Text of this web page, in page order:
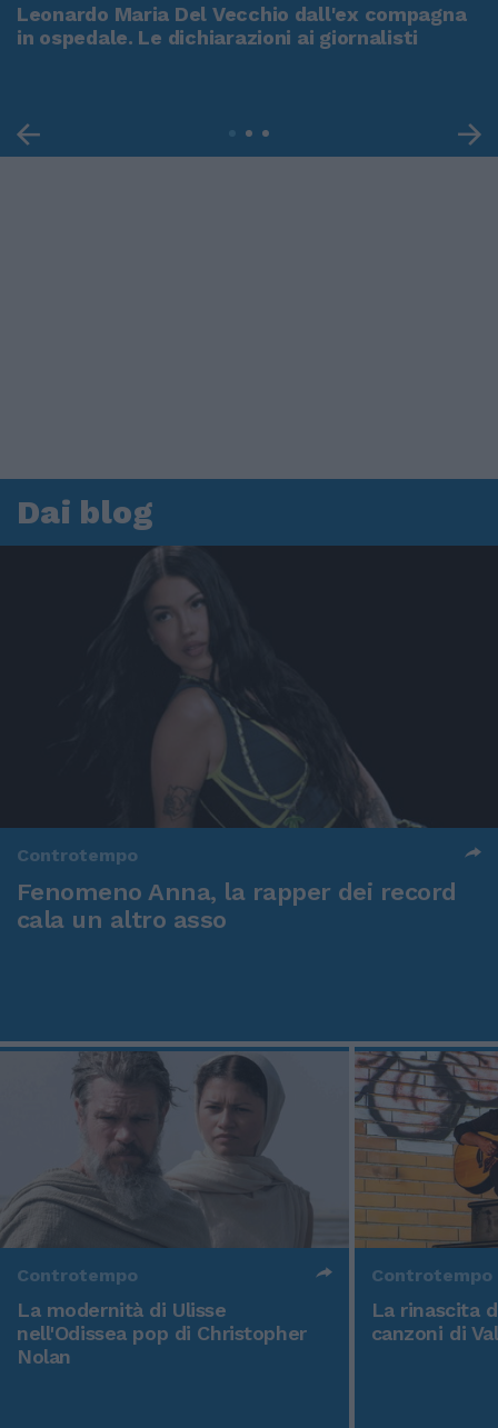
Leonardo Maria Del Vecchio dall'ex compagna
in ospedale. Le dichiarazioni ai giornalisti
Dai blog
Controtempo
Fenomeno Anna, la rapper dei record
cala un altro asso
Controtempo
La modernità di Ulisse
nell'Odissea pop di Christopher
Nolan
Controtempo
La rinascita
canzoni di